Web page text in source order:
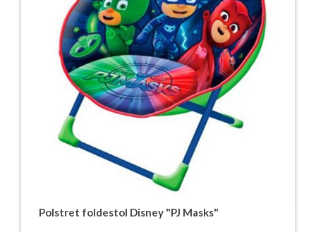
Polstret foldestol Disney "PJ Masks"